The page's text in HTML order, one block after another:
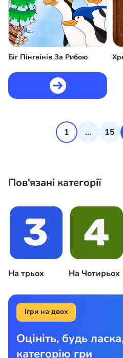
Біг Пінгвінів За Рибою
1 ... 15
Пов'язані категорії
На трьох На Чотирьох
Ігри на двох
Оцініть, будь
категорію гри